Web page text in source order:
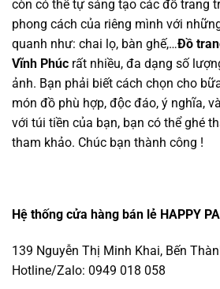
còn có thể tự sáng tạo các đồ trang
phong cách của riêng mình với
quanh như: chai lọ, bàn ghế,…Đồ
Vĩnh Phúc rất nhiều, đa dạng số
ảnh. Bạn phải biết cách chọn cho
món đồ phù hợp, độc đáo, ý nghĩa,
với túi tiền của bạn, bạn có thể ghé
tham khảo. Chúc bạn thành công !
Hệ thống cửa hàng bán lẻ HAPPY
139 Nguyễn Thị Minh Khai, Bến
Hotline/Zalo: 0949 018 058